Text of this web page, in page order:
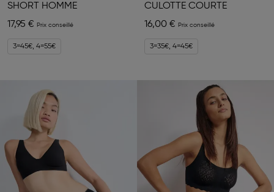
SHORT HOMME
17,95 €
3=45€, 4=55€
CULOTTE COURTE
16,00 €
3=35€, 4=45€